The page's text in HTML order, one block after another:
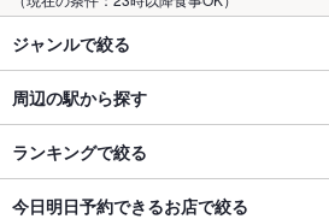
ジャンルで絞る
周辺の駅から探す
ランキングで絞る
今日明日予約できるお店で絞る